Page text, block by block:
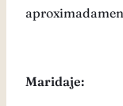
Maridaje: